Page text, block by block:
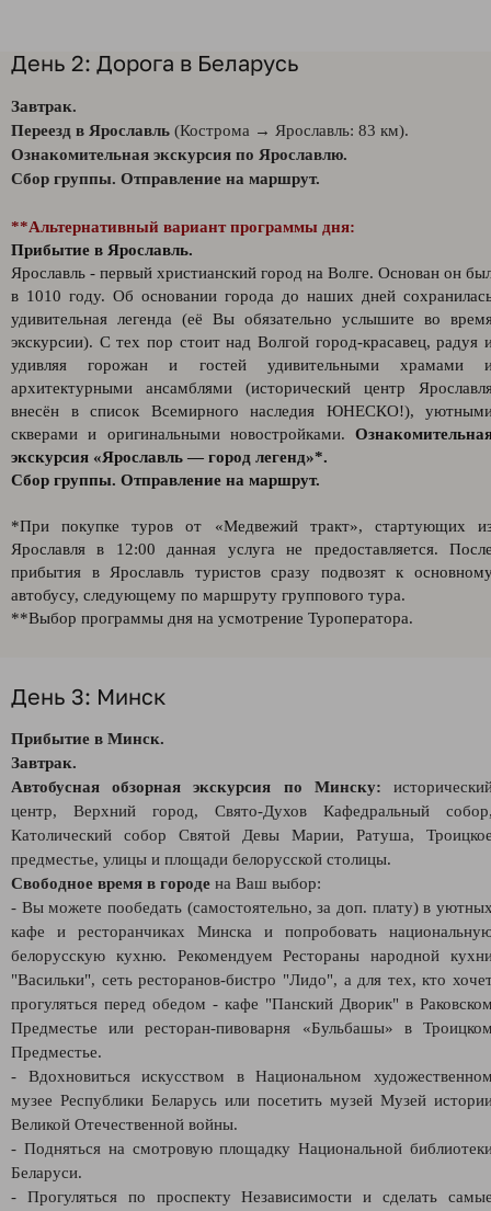
День 2: Дорога в Беларусь
Завтрак.
Переезд в Ярославль (Кострома → Ярославль: 83 км).
Ознакомительная экскурсия по Ярославлю.
Сбор группы. Отправление на маршрут.
**Альтернативный вариант программы дня:
Прибытие в Ярославль.
Ярославль - первый христианский город на Волге. Основан он
в 1010 году. Об основании города до наших дней
удивительная легенда (её Вы обязательно услышите во
экскурсии). С тех пор стоит над Волгой город-красавец, радуя
удивляя горожан и гостей удивительными храмами
архитектурными ансамблями (исторический центр
внесён в список Всемирного наследия ЮНЕСКО!),
скверами и оригинальными новостройками.
экскурсия «Ярославль — город легенд»*.
Сбор группы. Отправление на маршрут.
*При покупке туров от «Медвежий тракт», стартующих
Ярославля в 12:00 данная услуга не предоставляется.
прибытия в Ярославль туристов сразу подвозят к
автобусу, следующему по маршруту группового тура.
**Выбор программы дня на усмотрение Туроператора.
День 3: Минск
Прибытие в Минск.
Завтрак.
Автобусная обзорная экскурсия по Минску:
центр, Верхний город, Свято-Духов Кафедральный
Католический собор Святой Девы Марии, Ратуша,
предместье, улицы и площади белорусской столицы.
Свободное время в городе на Ваш выбор:
- Вы можете пообедать (самостоятельно, за доп. плату) в
кафе и ресторанчиках Минска и попробовать
белорусскую кухню. Рекомендуем Рестораны народной
"Васильки", сеть ресторанов-бистро "Лидо", а для тех, кто
прогуляться перед обедом - кафе "Панский Дворик" в
Предместье или ресторан-пивоварня «Бульбашы» в
Предместье.
- Вдохновиться искусством в Национальном
музее Республики Беларусь или посетить музей Музей
Великой Отечественной войны.
- Подняться на смотровую площадку Национальной
Беларуси.
- Прогуляться по проспекту Независимости и сделать